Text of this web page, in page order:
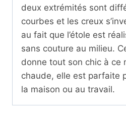
deux extrémités sont
courbes et les creux
au fait que l’étole est
sans couture au milieu.
donne tout son chic à ce
chaude, elle est parfaite
la maison ou au travail.